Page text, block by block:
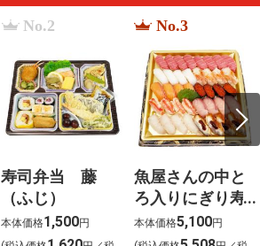
No.2
寿司弁当 藤
（ふじ）
本体価格1,500円
No.3
魚屋さんの中と
ろ入りにぎり寿
司４０貫入
本体価格5,100円